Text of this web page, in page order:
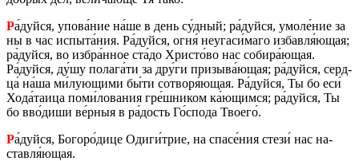
Ра́дуйся, упова́ние на́ше в день су́дный; ра́дуйся, умоле́ние за
ны в час ис­пы­та́ния. Ра́дуйся, огня́ неуга­си́маго из­бав­ля́ющая;
ра́дуйся, во избра́нное ста́до Хри­сто́во нас со­би­ра́ющая.
Ра́дуйся, ду́шу по­ла­га́ти за дру́ги при­зы­ва́ющая; ра́дуйся, серд­
ца́ на́ша ми́лу­ю­щи­ми бы́ти со­тво­ря́ющая. Ра́дуйся, Ты бо еси́
Хода́таица поми́ло­ва­ния гре́шни­ком ка́ющим­ся; ра́дуйся, Ты
бо вво́диши ве́рныя в ра́дость Го́спода Тво­е­го́.
Ра́дуйся, Бо­го­ро́дице Одиги́трие, на спасе́ния стези́ нас на­
став­ля́ющая.